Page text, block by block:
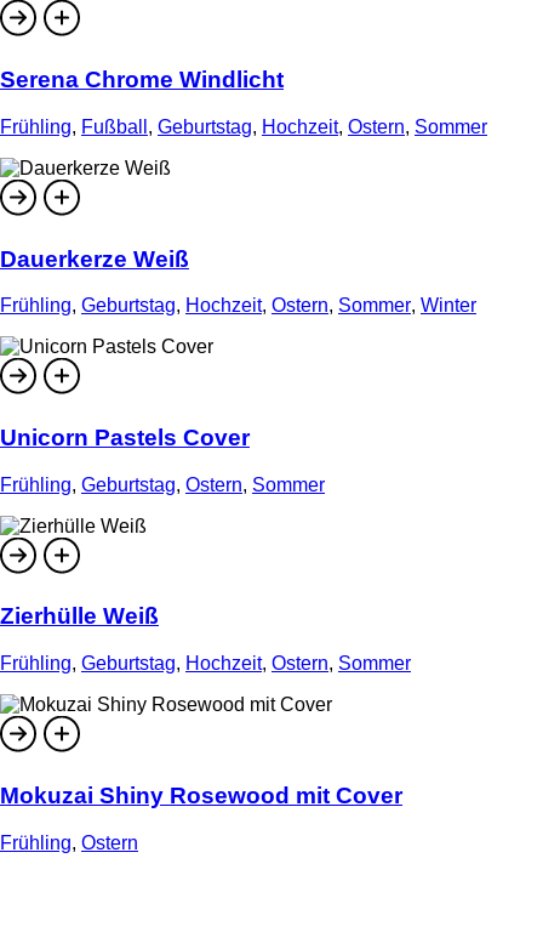
Serena Chrome Windlicht
Frühling, Fußball , Geburtstag, Hochzeit, Ostern, Sommer
Dauerkerze Weiß
Frühling, Geburtstag, Hochzeit, Ostern, Sommer, Winter
Unicorn Pastels Cover
Frühling, Geburtstag, Ostern, Sommer
Zierhülle Weiß
Frühling, Geburtstag, Hochzeit, Ostern, Sommer
Mokuzai Shiny Rosewood mit Cover
Frühling, Ostern